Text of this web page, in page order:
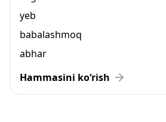
yeb
babalashmoq
abhar
Hammasini ko‘rish